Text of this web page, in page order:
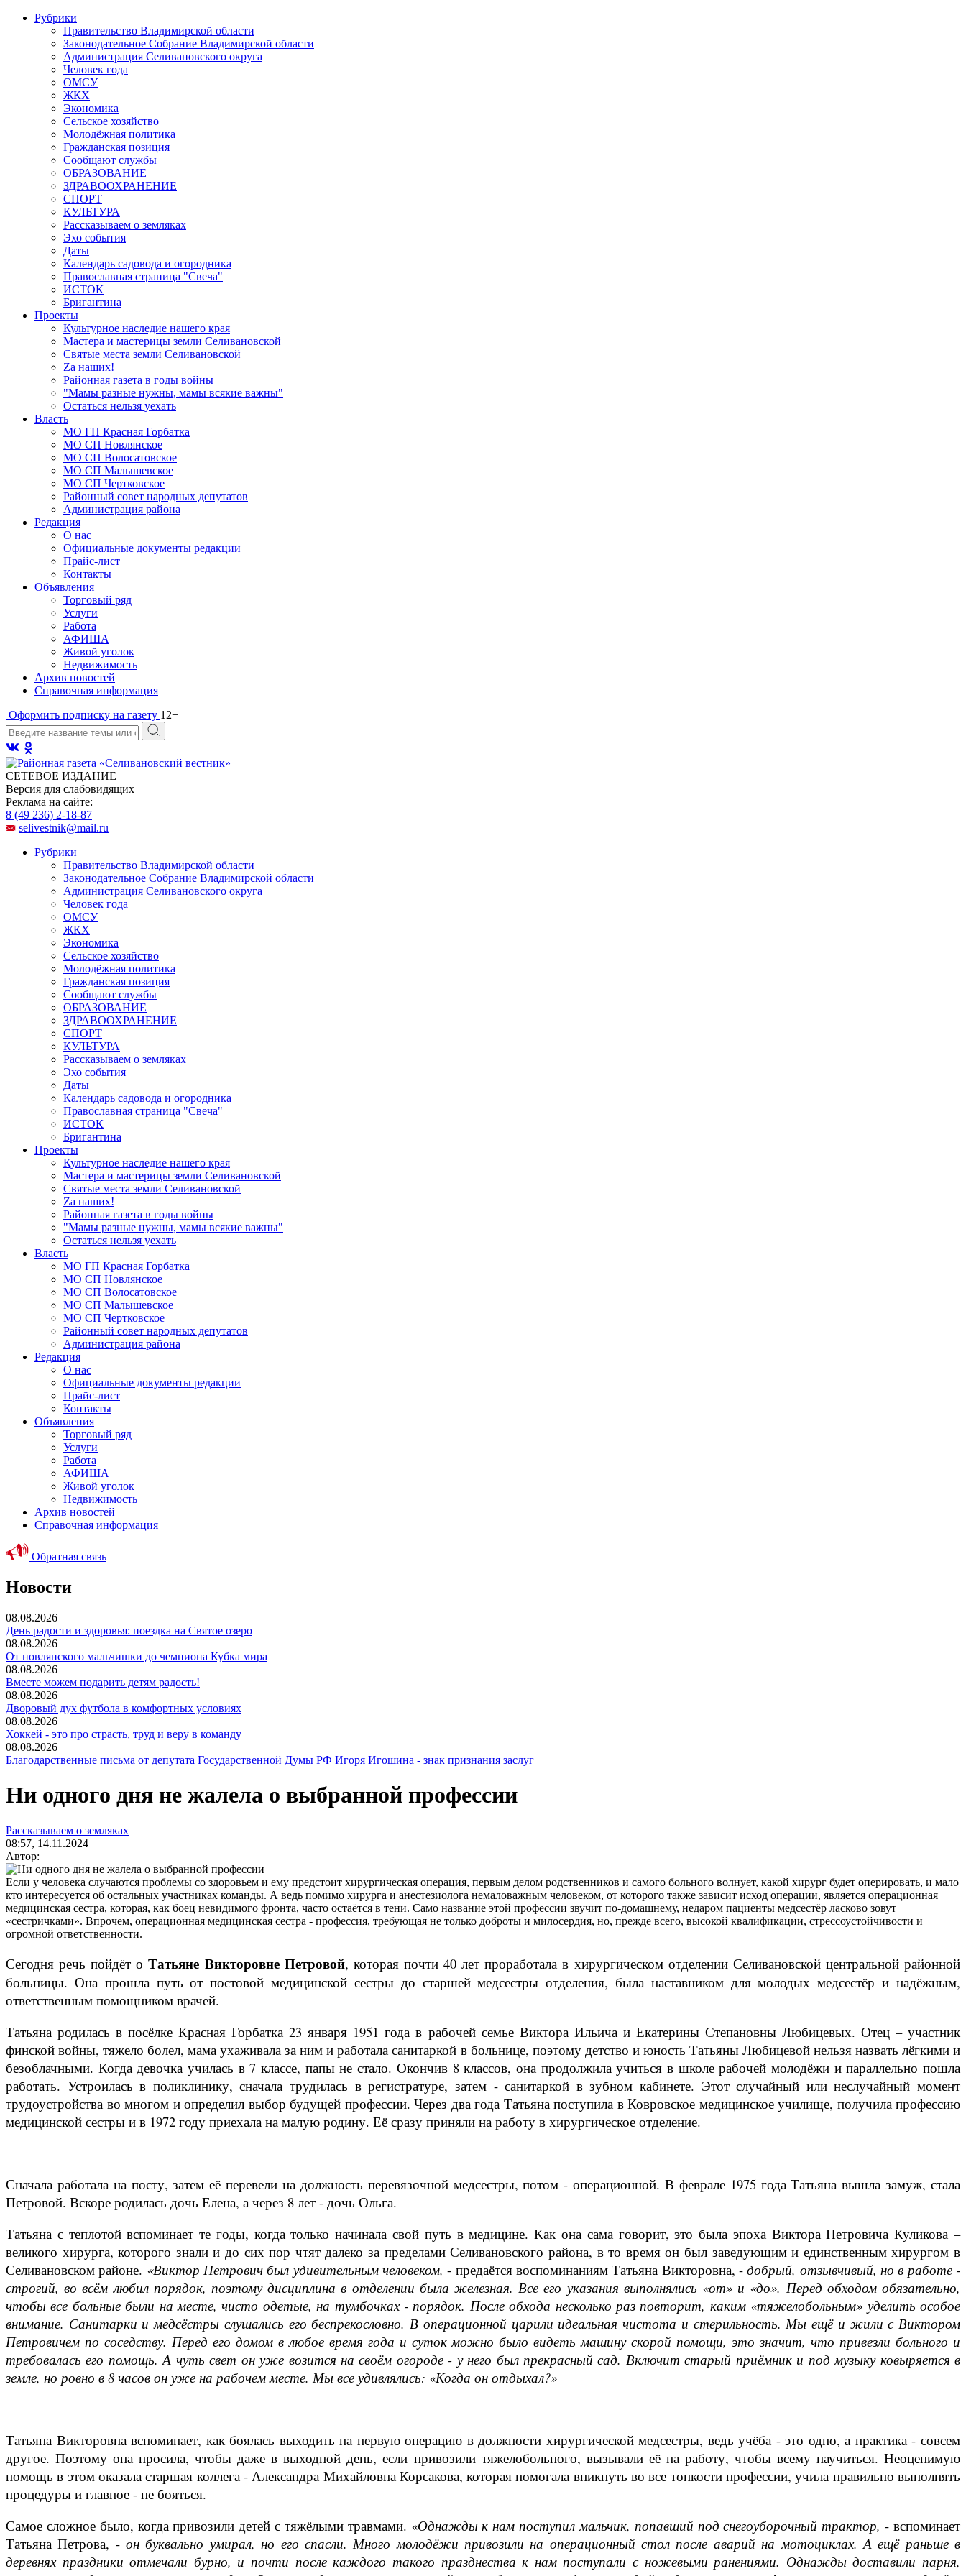
Рубрики
Правительство Владимирской области
Законодательное Собрание Владимирской области
Администрация Селивановского округа
Человек года
ОМСУ
ЖКХ
Экономика
Сельское хозяйство
Молодёжная политика
Гражданская позиция
Сообщают службы
ОБРАЗОВАНИЕ
ЗДРАВООХРАНЕНИЕ
СПОРТ
КУЛЬТУРА
Рассказываем о земляках
Эхо события
Даты
Календарь садовода и огородника
Православная страница "Свеча"
ИСТОК
Бригантина
Проекты
Культурное наследие нашего края
Мастера и мастерицы земли Селивановской
Святые места земли Селивановской
Zа наших!
Районная газета в годы войны
"Мамы разные нужны, мамы всякие важны"
Остаться нельзя уехать
Власть
МО ГП Красная Горбатка
МО СП Новлянское
МО СП Волосатовское
МО СП Малышевское
МО СП Чертковское
Районный совет народных депутатов
Администрация района
Редакция
О нас
Официальные документы редакции
Прайс-лист
Контакты
Объявления
Торговый ряд
Услуги
Работа
АФИША
Живой уголок
Недвижимость
Архив новостей
Справочная информация
Оформить подписку на газету 12+
СЕТЕВОЕ ИЗДАНИЕ
Версия для слабовидящих
Реклама на сайте:
8 (49 236) 2-18-87
selivestnik@mail.ru
Рубрики
Правительство Владимирской области
Законодательное Собрание Владимирской области
Администрация Селивановского округа
Человек года
ОМСУ
ЖКХ
Экономика
Сельское хозяйство
Молодёжная политика
Гражданская позиция
Сообщают службы
ОБРАЗОВАНИЕ
ЗДРАВООХРАНЕНИЕ
СПОРТ
КУЛЬТУРА
Рассказываем о земляках
Эхо события
Даты
Календарь садовода и огородника
Православная страница "Свеча"
ИСТОК
Бригантина
Проекты
Культурное наследие нашего края
Мастера и мастерицы земли Селивановской
Святые места земли Селивановской
Zа наших!
Районная газета в годы войны
"Мамы разные нужны, мамы всякие важны"
Остаться нельзя уехать
Власть
МО ГП Красная Горбатка
МО СП Новлянское
МО СП Волосатовское
МО СП Малышевское
МО СП Чертковское
Районный совет народных депутатов
Администрация района
Редакция
О нас
Официальные документы редакции
Прайс-лист
Контакты
Объявления
Торговый ряд
Услуги
Работа
АФИША
Живой уголок
Недвижимость
Архив новостей
Справочная информация
Обратная связь
Новости
08.08.2026
День радости и здоровья: поездка на Святое озеро
08.08.2026
От новлянского мальчишки до чемпиона Кубка мира
08.08.2026
Вместе можем подарить детям радость!
08.08.2026
Дворовый дух футбола в комфортных условиях
08.08.2026
Хоккей - это про страсть, труд и веру в команду
08.08.2026
Благодарственные письма от депутата Государственной Думы РФ Игоря Игошина - знак признания заслуг
Ни одного дня не жалела о выбранной профессии
Рассказываем о земляках
08:57, 14.11.2024
Автор:
Если у человека случаются проблемы со здоровьем и ему предстоит хирургическая операция, первым делом родственников и самого больного волнует, какой хирург будет оперировать, и мало
кто интересуется об остальных участниках команды. А ведь помимо хирурга и анестезиолога немаловажным человеком, от которого также зависит исход операции, является операционная
медицинская сестра, которая, как боец невидимого фронта, часто остаётся в тени. Само название этой профессии звучит по-домашнему, недаром пациенты медсестёр ласково зовут
«сестричками». Впрочем, операционная медицинская сестра - профессия, требующая не только доброты и милосердия, но, прежде всего, высокой квалификации, стрессоустойчивости и
огромной ответственности.
Сегодня речь пойдёт оТатьяне Викторовне Петровой, которая почти 40 лет проработала в хирургическом отделении Селивановской центральной районной
больницы. Она прошла путь от постовой медицинской сестры до старшей медсестры отделения, была наставником для молодых медсестёр и надёжным,
ответственным помощником врачей.
Татьяна родилась в посёлке Красная Горбатка 23 января 1951 года в рабочей семье Виктора Ильича и Екатерины Степановны Любицевых. Отец – участник
финской войны, тяжело болел, мама ухаживала за ним и работала санитаркой в больнице, поэтому детство и юность Татьяны Любицевой нельзя назвать лёгкими и
безоблачными. Когда девочка училась в 7 классе, папы не стало. Окончив 8 классов, она продолжила учиться в школе рабочей молодёжи и параллельно пошла
работать. Устроилась в поликлинику, сначала трудилась в регистратуре, затем - санитаркой в зубном кабинете. Этот случайный или неслучайный момент
трудоустройства во многом и определил выбор будущей профессии. Через два года Татьяна поступила в Ковровское медицинское училище, получила профессию
медицинской сестры и в 1972 году приехала на малую родину. Её сразу приняли на работу в хирургическое отделение.
Сначала работала на посту, затем её перевели на должность перевязочной медсестры, потом - операционной. В феврале 1975 года Татьяна вышла замуж, стала
Петровой. Вскоре родилась дочь Елена, а через 8 лет - дочь Ольга.
Татьяна с теплотой вспоминает те годы, когда только начинала свой путь в медицине. Как она сама говорит, это была эпоха Виктора Петровича Куликова –
великого хирурга, которого знали и до сих пор чтят далеко за пределами Селивановского района, в то время он был заведующим и единственным хирургом в
Селивановском районе. «Виктор Петрович был удивительным человеком,- предаётся воспоминаниям Татьяна Викторовна, - добрый, отзывчивый, но в работе -
строгий, во всём любил порядок, поэтому дисциплина в отделении была железная. Все его указания выполнялись «от» и «до». Перед обходом обязательно,
чтобы все больные были на месте, чисто одетые, на тумбочках - порядок. После обхода несколько раз повторит, каким «тяжелобольным» уделить особое
внимание. Санитарки и медсёстры слушались его беспрекословно. В операционной царили идеальная чистота и стерильность. Мы ещё и жили с Виктором
Петровичем по соседству. Перед его домом в любое время года и суток можно было видеть машину скорой помощи, это значит, что привезли больного и
требовалась его помощь. А чуть свет он уже возится на своём огороде - у него был прекрасный сад. Включит старый приёмник и под музыку ковыряется в
земле, но ровно в 8 часов он уже на рабочем месте. Мы все удивлялись: «Когда он отдыхал?»
Татьяна Викторовна вспоминает, как боялась выходить на первую операцию в должности хирургической медсестры, ведь учёба - это одно, а практика - совсем
другое. Поэтому она просила, чтобы даже в выходной день, если привозили тяжелобольного, вызывали её на работу, чтобы всему научиться. Неоценимую
помощь в этом оказала старшая коллега - Александра Михайловна Корсакова, которая помогала вникнуть во все тонкости профессии, учила правильно выполнять
процедуры и главное - не бояться.
Самое сложное было, когда привозили детей с тяжёлыми травмами. «Однажды к нам поступил мальчик, попавший под снегоуборочный трактор, - вспоминает
Татьяна Петрова, -он буквально умирал, но его спасли. Много молодёжи привозили на операционный стол после аварий на мотоциклах. А ещё раньше в
деревнях праздники отмечали бурно, и почти после каждого такого празднества к нам поступали с ножевыми ранениями. Однажды доставили парня,